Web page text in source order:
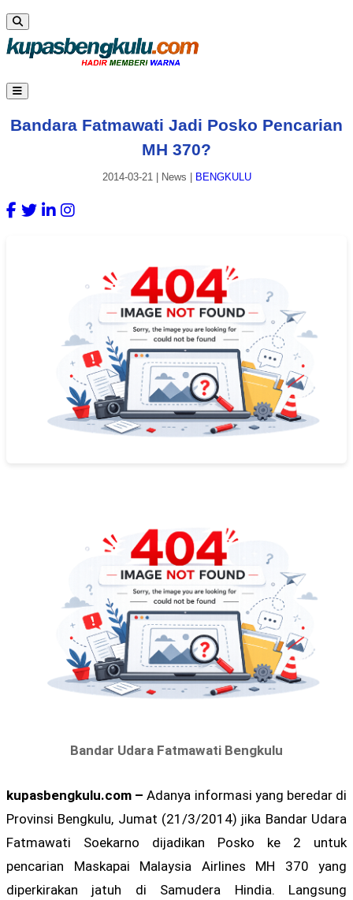
Bandara Fatmawati Jadi Posko Pencarian
MH 370?
2014-03-21| News BENGKULU
Bandar Udara Fatmawati Bengkulu
kupasbengkulu.com – Adanya informasi yang beredar di
Provinsi Bengkulu, Jumat (21/3/2014) jika Bandar Udara
Fatmawati Soekarno dijadikan Posko ke 2 untuk
pencarian Maskapai Malaysia Airlines MH 370 yang
diperkirakan jatuh di Samudera Hindia. Langsung